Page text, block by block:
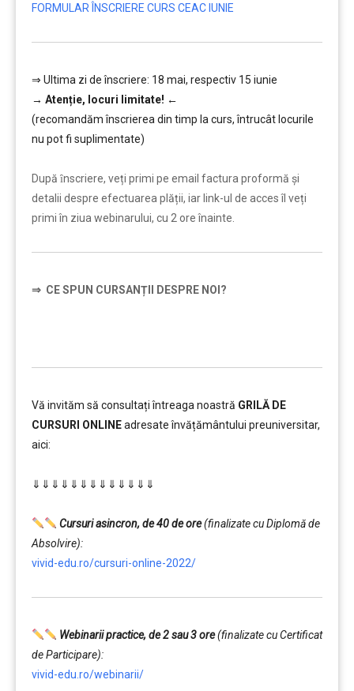
FORMULAR ÎNSCRIERE CURS CEAC IUNIE
⇒ Ultima zi de înscriere: 18 mai, respectiv 15 iunie
→ Atenție, locuri limitate! ←
(recomandăm înscrierea din timp la curs, întrucât locurile
nu pot fi suplimentate)
După ȋnscriere, veți primi pe email factura proformă și
detalii despre efectuarea plății, iar link-ul de acces îl veți
primi în ziua webinarului, cu 2 ore înainte.
⇒ CE SPUN CURSANȚII DESPRE NOI?
Vă invităm să consultați întreaga noastră GRILĂ DE
CURSURI ONLINEadresate învățământului preuniversitar,
aici:
⇓⇓⇓⇓⇓⇓⇓⇓⇓⇓⇓⇓⇓
Cursuri asincron, de 40 de ore(finalizate cu Diplomă de
Absolvire):
vivid-edu.ro/cursuri-online-2022/
Webinarii practice, de 2 sau 3 ore(finalizate cu Certificat
de Participare):
vivid-edu.ro/webinarii/